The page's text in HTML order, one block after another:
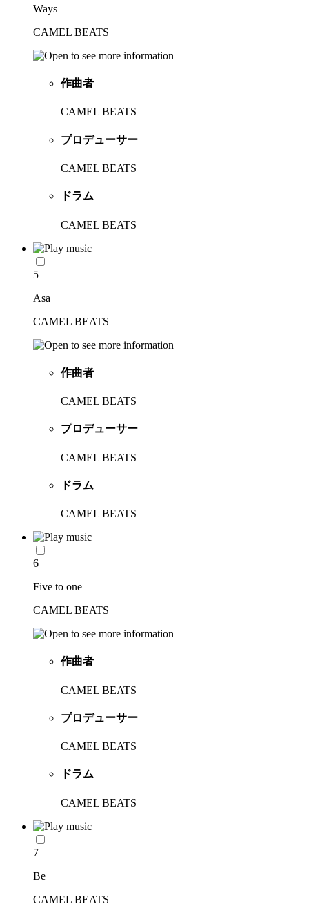
Ways
CAMEL BEATS
作曲者
CAMEL BEATS
プロデューサー
CAMEL BEATS
ドラム
CAMEL BEATS
5
Asa
CAMEL BEATS
作曲者
CAMEL BEATS
プロデューサー
CAMEL BEATS
ドラム
CAMEL BEATS
6
Five to one
CAMEL BEATS
作曲者
CAMEL BEATS
プロデューサー
CAMEL BEATS
ドラム
CAMEL BEATS
7
Be
CAMEL BEATS